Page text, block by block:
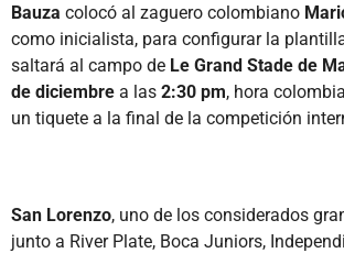
Bauza colocó al zaguero colombiano
como inicialista, para configurar la
saltará al campo de Le Grand Stade de
de diciembre a las 2:30 pm, hora
un tiquete a la final de la competición
San Lorenzo, uno de los considerados
junto a River Plate, Boca Juniors,